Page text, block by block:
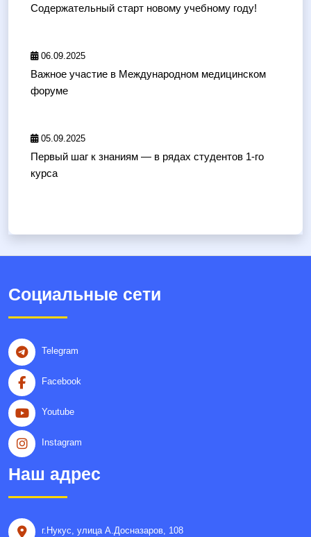
Содержательный старт новому учебному году!
06.09.2025
Важное участие в Международном медицинском
форуме
05.09.2025
Первый шаг к знаниям — в рядах студентов 1-го
курса
Социальные сети
Telegram
Facebook
Youtube
Instagram
Наш адрес
г.Нукус, улица A.Досназаров, 108